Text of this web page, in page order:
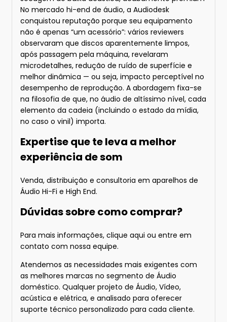
No mercado hi-end de áudio, a Audiodesk
conquistou reputação porque seu equipamento
não é apenas “um acessório”: vários reviewers
observaram que discos aparentemente limpos,
após passagem pela máquina, revelaram
microdetalhes, redução de ruído de superfície e
melhor dinâmica — ou seja, impacto perceptível no
desempenho de reprodução. A abordagem fixa-se
na filosofia de que, no áudio de altíssimo nível, cada
elemento da cadeia (incluindo o estado da mídia,
no caso o vinil) importa.
Expertise que te leva a melhor
experiência de som
Venda, distribuição e consultoria em aparelhos de
Áudio Hi-Fi e High End.
Dúvidas sobre como comprar?
Para mais informações, clique aqui ou entre em
contato com nossa equipe.
Atendemos as necessidades mais exigentes com
as melhores marcas no segmento de Áudio
doméstico. Qualquer projeto de Áudio, Vídeo,
acústica e elétrica, e analisado para oferecer
suporte técnico personalizado para cada cliente.